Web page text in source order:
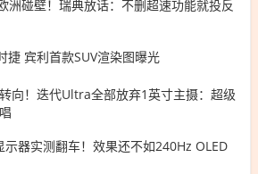
洲碰壁！瑞典放话：不删超速功能就投反
捷 宾利首款SUV渲染图曝光
向！迭代Ultra全部放弃1英寸主摄：超级
示器实测翻车！效果还不如240Hz OLED